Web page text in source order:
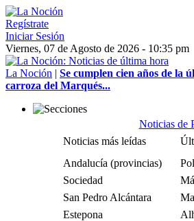
Regístrate
Iniciar Sesión
Viernes, 07 de Agosto de 2026 - 10:35 pm
La Noción | Se cumplen cien años de la
carroza del Marqués...
Noticias de
Noticias más leídas
Andalucía (provincias)
Sociedad
San Pedro Alcántara
Estepona